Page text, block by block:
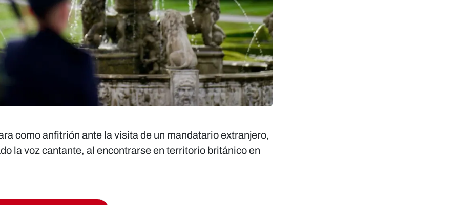
como anfitrión ante la visita de un mandatario extranjero,
la voz cantante, al encontrarse en territorio británico en